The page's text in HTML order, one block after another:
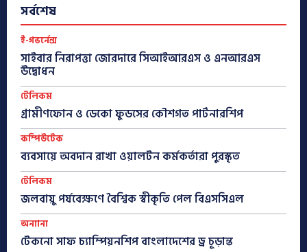
সর্বশেষ
ই-গভর্নেন্স
সাইবার নিরাপত্তা জোরদারে সিআইআরএস ও এনআরএস
উদ্বোধন
টেলিকম
গ্রামীণফোন ও ডেকো ফুডসের কৌশগত পার্টনারশিপ
কম্পিউটেক
ব্যবসায়ে অবদান রাখা ওয়ালটন কর্মকর্তারা পুরস্কৃত
টেলিকম
জলবায়ু পর্যবেক্ষণে বৈশ্বিক স্বীকৃতি পেল বিএসসিএল
অন্যান্য
টেকনো সাফ চ্যাম্পিয়নশিপ বাংলাদেশের ড্র চূড়ান্ত